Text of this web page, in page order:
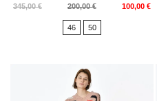
345,00 €
Prix
200,00 € 100,00 €
Prix
46 50